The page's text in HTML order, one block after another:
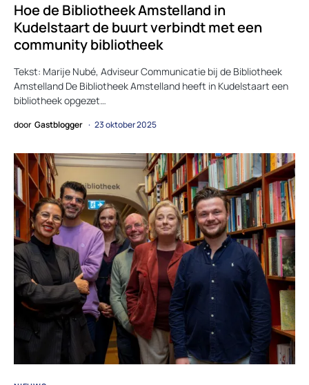
Hoe de Bibliotheek Amstelland in
Kudelstaart de buurt verbindt met een
community bibliotheek
Tekst: Marije Nubé, Adviseur Communicatie bij de Bibliotheek
Amstelland De Bibliotheek Amstelland heeft in Kudelstaart een
bibliotheek opgezet…
door Gastblogger 23 oktober 2025